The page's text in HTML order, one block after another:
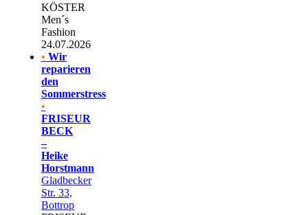
KÖSTER
Men´s
Fashion
24.07.2026
• Wir
reparieren
den
Sommerstress
•
FRISEUR
BECK
–
Heike
Horstmann
Gladbecker
Str. 33,
Bottrop